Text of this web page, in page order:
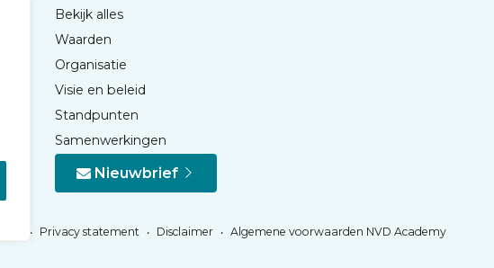
Bekijk alles
Waarden
Organisatie
Visie en beleid
Standpunten
Samenwerkingen
Nieuwbrief
Privacy statement Disclaimer Algemene voorwaarden NVD Academy